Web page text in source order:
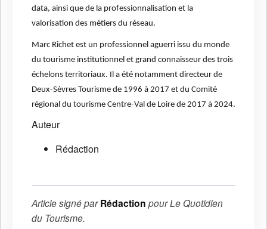
data, ainsi que de la professionnalisation et la
valorisation des métiers du réseau.
Marc Richet est un professionnel aguerri issu du monde
du tourisme institutionnel et grand connaisseur des trois
échelons territoriaux. Il a été notamment directeur de
Deux-Sèvres Tourisme de 1996 à 2017 et du Comité
régional du tourisme Centre-Val de Loire de 2017 à 2024.
Auteur
Rédaction
Article signé parRédaction pourLe Quotidien
du Tourisme.